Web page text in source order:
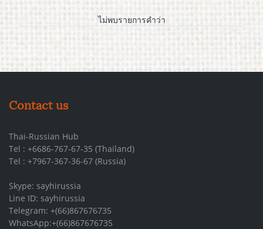
ไม่พบรายการคำว่า
Contact us
Thai-Russian Hub
Tel : +6686-767-67-35 (Thailand)
Tel : +7967-367-36-67 (Russia)
Skype: sayhirussia
Line ID: sayhirussia
Telegram: +(66)867676735
WhatsApp:+(66)867676735